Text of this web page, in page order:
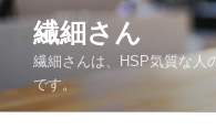
コ
ン
ツ
繊細さん
繊細さんは、HSP気質な人
です。